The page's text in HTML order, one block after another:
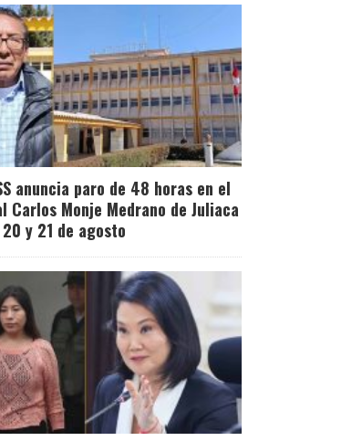
anuncia paro de 48 horas en el
Carlos Monje Medrano de Juliaca
y 21 de agosto